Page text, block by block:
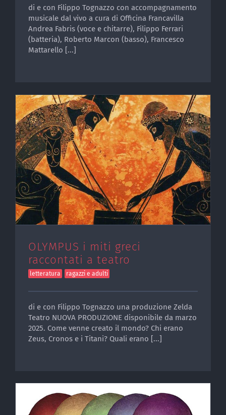
di e con Filippo Tognazzo con accompagnamento
musicale dal vivo a cura di Officina Francavilla
Andrea Fabris (voce e chitarre), Filippo Ferrari
(batteria), Roberto Marcon (basso), Francesco
Mattarello [...]
OLYMPUS i miti greci
raccontati a teatro
letteratura ragazzi e adulti
di e con Filippo Tognazzo una produzione Zelda
Teatro NUOVA PRODUZIONE disponibile da marzo
2025. Come venne creato il mondo? Chi erano
Zeus, Cronos e i Titani? Quali erano [...]